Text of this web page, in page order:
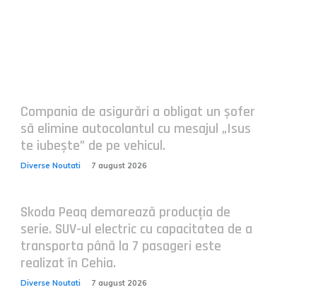
Compania de asigurări a obligat un șofer
să elimine autocolantul cu mesajul „Isus
te iubește” de pe vehicul.
Diverse Noutati 7 august 2026
Skoda Peaq demarează producția de
serie. SUV-ul electric cu capacitatea de a
transporta până la 7 pasageri este
realizat în Cehia.
Diverse Noutati 7 august 2026